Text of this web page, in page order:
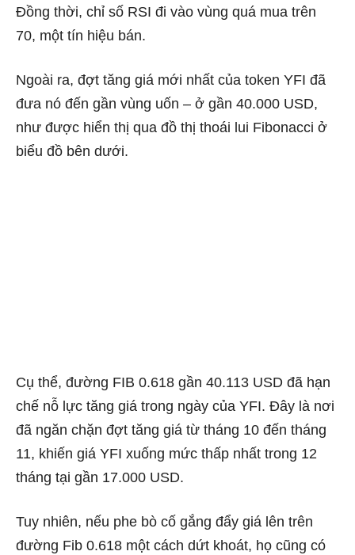
Đồng thời, chỉ số RSI đi vào vùng quá mua trên
70, một tín hiệu bán.
Ngoài ra, đợt tăng giá mới nhất của token YFI đã
đưa nó đến gần vùng uốn – ở gần 40.000 USD,
như được hiển thị qua đồ thị thoái lui Fibonacci ở
biểu đồ bên dưới.
Cụ thể, đường FIB 0.618 gần 40.113 USD đã hạn
chế nỗ lực tăng giá trong ngày của YFI. Đây là nơi
đã ngăn chặn đợt tăng giá từ tháng 10 đến tháng
11, khiến giá YFI xuống mức thấp nhất trong 12
tháng tại gần 17.000 USD.
Tuy nhiên, nếu phe bò cố gắng đẩy giá lên trên
đường Fib 0.618 một cách dứt khoát, họ cũng có